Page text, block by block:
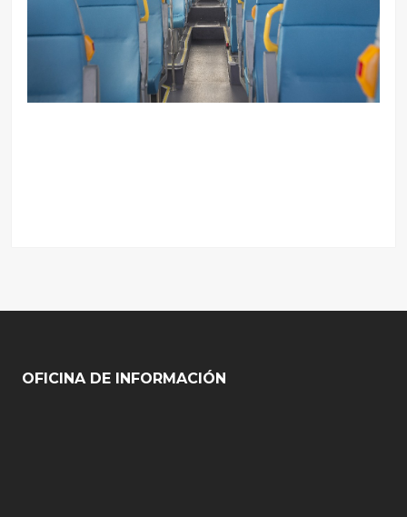
OFICINA DE INFORMACIÓN